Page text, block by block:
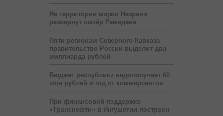
На территории мэрии Назрани
развернут шатёр Рамадана
Пяти регионам Северного Кавказа
правительство России выделит два
миллиарда рублей
Бюджет республики недополучает 60
млн рублей в год от коммерсантов
При финансовой поддержке
«Транснефти» в Ингушетии построен